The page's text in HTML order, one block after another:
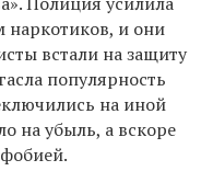
наркотиков, и они
встали на защиту
популярность
на иной
на убыль, а вскоре